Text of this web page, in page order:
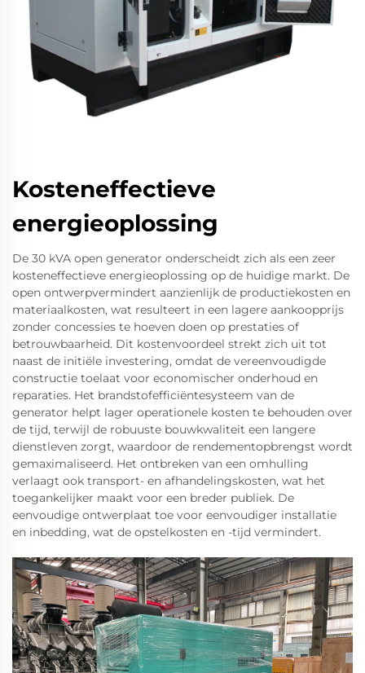
Kosteneffectieve
energieoplossing
De 30 kVA open generator onderscheidt zich als een zeer
kosteneffectieve energieoplossing op de huidige markt. De
open ontwerpvermindert aanzienlijk de productiekosten en
materiaalkosten, wat resulteert in een lagere aankoopprijs
zonder concessies te hoeven doen op prestaties of
betrouwbaarheid. Dit kostenvoordeel strekt zich uit tot
naast de initiële investering, omdat de vereenvoudigde
constructie toelaat voor economischer onderhoud en
reparaties. Het brandstofefficiëntesysteem van de
generator helpt lager operationele kosten te behouden over
de tijd, terwijl de robuuste bouwkwaliteit een langere
dienstleven zorgt, waardoor de rendementopbrengst wordt
gemaximaliseerd. Het ontbreken van een omhulling
verlaagt ook transport- en afhandelingskosten, wat het
toegankelijker maakt voor een breder publiek. De
eenvoudige ontwerplaat toe voor eenvoudiger installatie
en inbedding, wat de opstelkosten en -tijd vermindert.